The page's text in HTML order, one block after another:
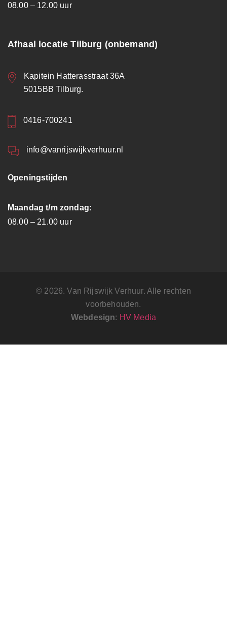
08.00 – 12.00 uur
Afhaal locatie Tilburg (onbemand)
Kapitein Hatterasstraat 36A
5015BB Tilburg.
0416-700241
info@vanrijswijkverhuur.nl
Openingstijden
Maandag t/m zondag:
08.00 – 21.00 uur
© 2026. Van Rijswijk Verhuur. Alle rechten
voorbehouden.
Webdesign: HV Media